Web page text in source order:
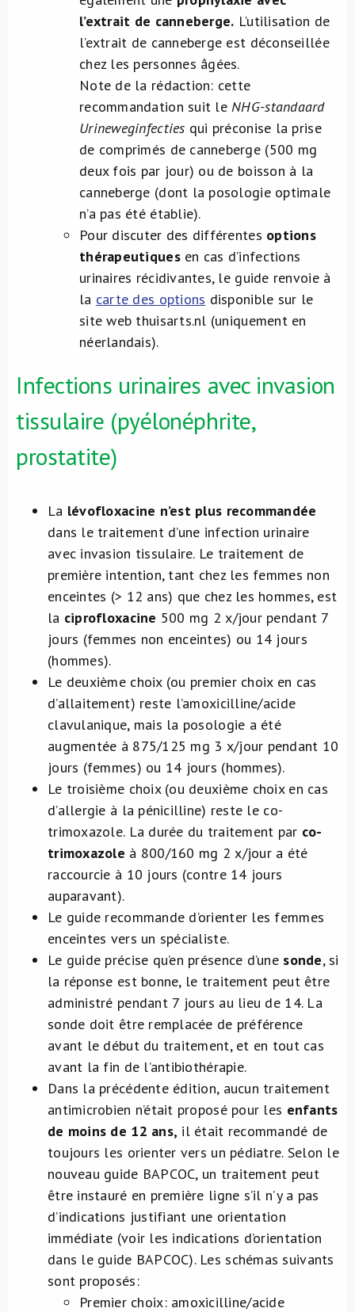
l’extrait de canneberge. L’utilisation de
l’extrait de canneberge est déconseillée
chez les personnes âgées.
Note de la rédaction: cette
recommandation suit leNHG-standaard
Urineweginfecties qui préconise la prise
de comprimés de canneberge (500 mg
deux fois par jour) ou de boisson à la
canneberge (dont la posologie optimale
n’a pas été établie).
Pour discuter des différentes options
thérapeutiquesen cas d’infections
urinaires récidivantes, le guide renvoie à
la carte des options disponible sur le
site web thuisarts.nl (uniquement en
néerlandais).
Infections urinaires avec invasion
tissulaire (pyélonéphrite,
prostatite)
La lévofloxacine n’est plus recommandée
dans le traitement d’une infection urinaire
avec invasion tissulaire. Le traitement de
première intention, tant chez les femmes non
enceintes (> 12 ans) que chez les hommes, est
la ciprofloxacine 500 mg 2 x/jour pendant 7
jours (femmes non enceintes) ou 14 jours
(hommes).
Le deuxième choix (ou premier choix en cas
d’allaitement) reste l’amoxicilline/acide
clavulanique, mais la posologie a été
augmentée à 875/125 mg 3 x/jour pendant 10
jours (femmes) ou 14 jours (hommes).
Le troisième choix (ou deuxième choix en cas
d’allergie à la pénicilline) reste le co-
trimoxazole. La durée du traitement par co-
trimoxazole à 800/160 mg 2 x/jour a été
raccourcie à 10 jours (contre 14 jours
auparavant).
Le guide recommande d’orienter les femmes
enceintes vers un spécialiste.
Le guide précise qu’en présence d’une sonde, si
la réponse est bonne, le traitement peut être
administré pendant 7 jours au lieu de 14. La
sonde doit être remplacée de préférence
avant le début du traitement, et en tout cas
avant la fin de l’antibiothérapie.
Dans la précédente édition, aucun traitement
antimicrobien n’était proposé pour les enfants
de moins de 12 ans, il était recommandé de
toujours les orienter vers un pédiatre. Selon le
nouveau guide BAPCOC, un traitement peut
être instauré en première ligne s’il n’y a pas
d’indications justifiant une orientation
immédiate (voir les indications d’orientation
dans le guide BAPCOC). Les schémas suivants
sont proposés:
Premier choix: amoxicilline/acide